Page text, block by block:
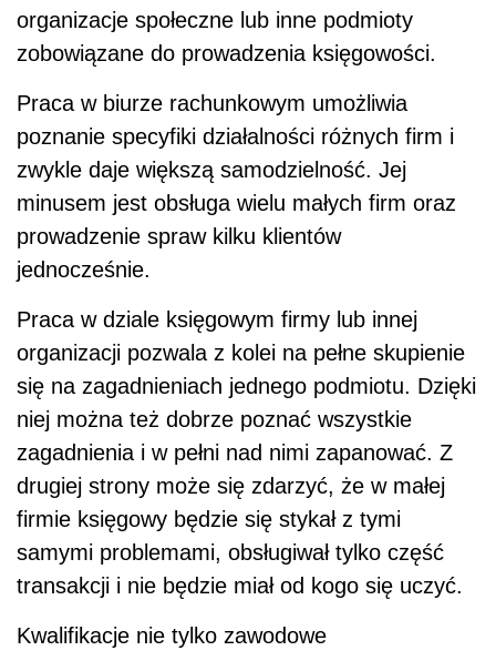
organizacje społeczne lub inne podmioty
zobowiązane do prowadzenia księgowości.
Praca w biurze rachunkowym umożliwia
poznanie specyfiki działalności różnych firm i
zwykle daje większą samodzielność. Jej
minusem jest obsługa wielu małych firm oraz
prowadzenie spraw kilku klientów
jednocześnie.
Praca w dziale księgowym firmy lub innej
organizacji pozwala z kolei na pełne skupienie
się na zagadnieniach jednego podmiotu. Dzięki
niej można też dobrze poznać wszystkie
zagadnienia i w pełni nad nimi zapanować. Z
drugiej strony może się zdarzyć, że w małej
firmie księgowy będzie się stykał z tymi
samymi problemami, obsługiwał tylko część
transakcji i nie będzie miał od kogo się uczyć.
Kwalifikacje nie tylko zawodowe